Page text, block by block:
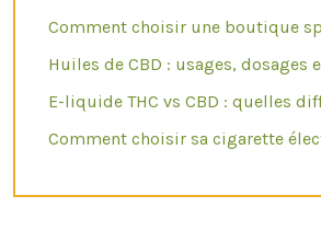
Comment choisir une boutique
Huiles de CBD : usages,
E-liquide THC vs CBD : quelles
Comment choisir sa cigarette